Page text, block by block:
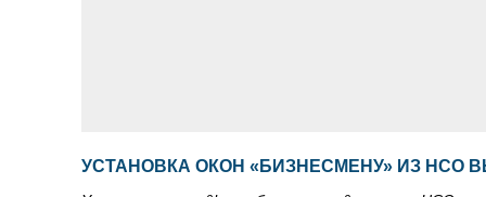
УСТАНОВКА ОКОН «БИЗНЕСМЕНУ» ИЗ НСО